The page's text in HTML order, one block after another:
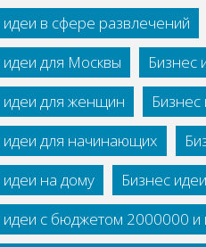
идеи в сфере развлечений
идеи для Москвы
Бизнес
идеи для женщин
Бизнес
идеи для начинающих
идеи на дому
Бизнес
идеи с бюджетом 2000000